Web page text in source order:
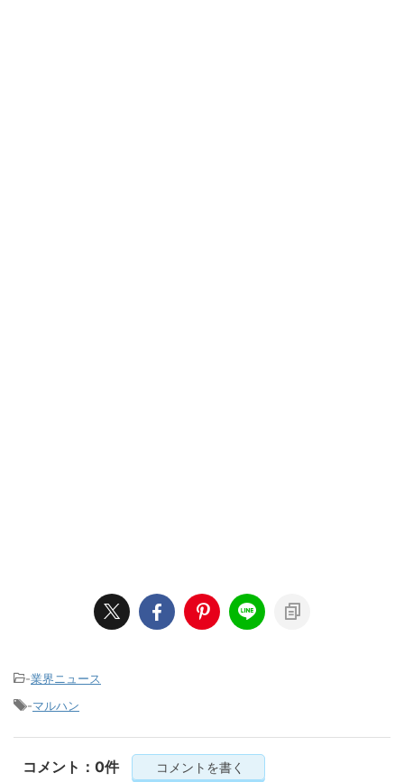
-業界ニュース
-マルハン
コメント：0件 コメントを書く